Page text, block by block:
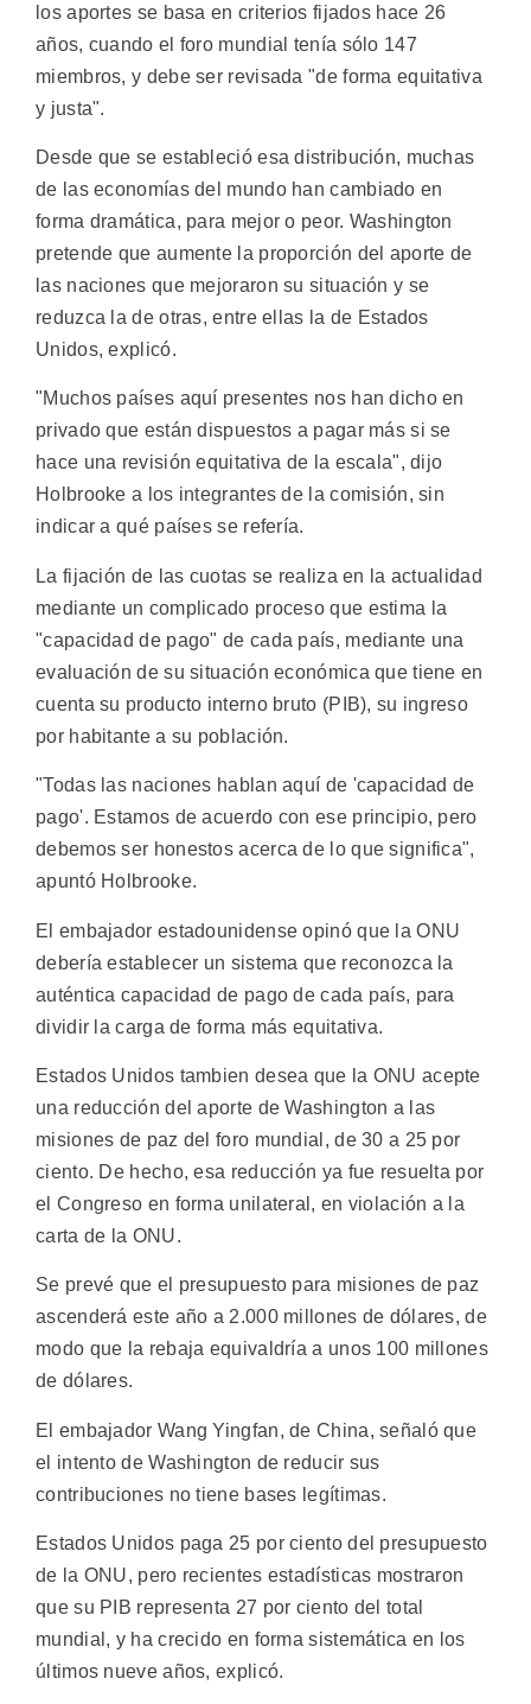
los aportes se basa en criterios fijados hace 26
años, cuando el foro mundial tenía sólo 147
miembros, y debe ser revisada "de forma equitativa
y justa".
Desde que se estableció esa distribución, muchas
de las economías del mundo han cambiado en
forma dramática, para mejor o peor. Washington
pretende que aumente la proporción del aporte de
las naciones que mejoraron su situación y se
reduzca la de otras, entre ellas la de Estados
Unidos, explicó.
"Muchos países aquí presentes nos han dicho en
privado que están dispuestos a pagar más si se
hace una revisión equitativa de la escala", dijo
Holbrooke a los integrantes de la comisión, sin
indicar a qué países se refería.
La fijación de las cuotas se realiza en la actualidad
mediante un complicado proceso que estima la
"capacidad de pago" de cada país, mediante una
evaluación de su situación económica que tiene en
cuenta su producto interno bruto (PIB), su ingreso
por habitante a su población.
"Todas las naciones hablan aquí de 'capacidad de
pago'. Estamos de acuerdo con ese principio, pero
debemos ser honestos acerca de lo que significa",
apuntó Holbrooke.
El embajador estadounidense opinó que la ONU
debería establecer un sistema que reconozca la
auténtica capacidad de pago de cada país, para
dividir la carga de forma más equitativa.
Estados Unidos tambien desea que la ONU acepte
una reducción del aporte de Washington a las
misiones de paz del foro mundial, de 30 a 25 por
ciento. De hecho, esa reducción ya fue resuelta por
el Congreso en forma unilateral, en violación a la
carta de la ONU.
Se prevé que el presupuesto para misiones de paz
ascenderá este año a 2.000 millones de dólares, de
modo que la rebaja equivaldría a unos 100 millones
de dólares.
El embajador Wang Yingfan, de China, señaló que
el intento de Washington de reducir sus
contribuciones no tiene bases legítimas.
Estados Unidos paga 25 por ciento del presupuesto
de la ONU, pero recientes estadísticas mostraron
que su PIB representa 27 por ciento del total
mundial, y ha crecido en forma sistemática en los
últimos nueve años, explicó.